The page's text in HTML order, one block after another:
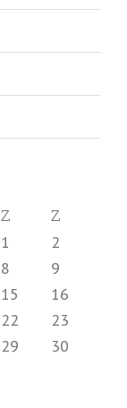
Z Z
1
2
8
9
15
16
22
23
29
30